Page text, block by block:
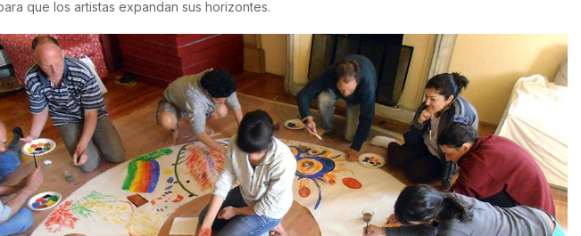
que los artistas expandan sus horizontes.